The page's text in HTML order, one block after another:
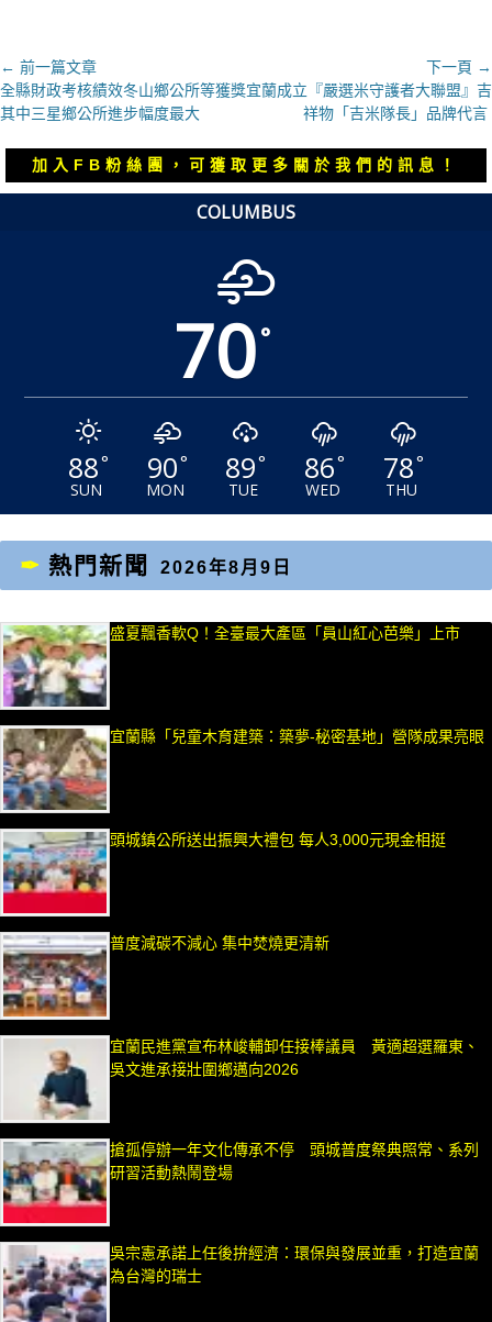
文
章
導
覽
← 前一篇文章
上
一
章：
全縣財政考核績效冬山鄉公所等獲獎
其中三星鄉公所進步幅度最大
下一頁 →
下
文
章：
宜蘭成立『嚴選米守護者大聯盟』吉
祥物「吉米隊長」品牌代言
加入FB粉絲團，可獲取更多關於我們的訊息！
COLUMBUS
70°
88°
SUN
90°
MON
89°
TUE
86°
WED
78°
THU
熱門新聞 2026年8月9日
盛夏飄香軟Q！全臺最大產區「員山紅心芭樂」上市
宜蘭縣「兒童木育建築：築夢-秘密基地」營隊成果亮眼
頭城鎮公所送出振興大禮包 每人3,000元現金相挺
普度減碳不減心 集中焚燒更清新
宜蘭民進黨宣布林峻輔卸任接棒議員 黃適超選羅東、
吳文進承接壯圍鄉邁向2026
搶孤停辦一年文化傳承不停 頭城普度祭典照常、系列
研習活動熱鬧登場
吳宗憲承諾上任後拚經濟：環保與發展並重，打造宜蘭
為台灣的瑞士